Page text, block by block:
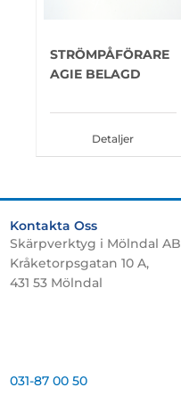
STRÖMPÅFÖRARE
AGIE BELAGD
Detaljer
Kontakta Oss
Skärpverktyg i Mölndal AB
Kråketorpsgatan 10 A,
431 53 Mölndal
031-87 00 50